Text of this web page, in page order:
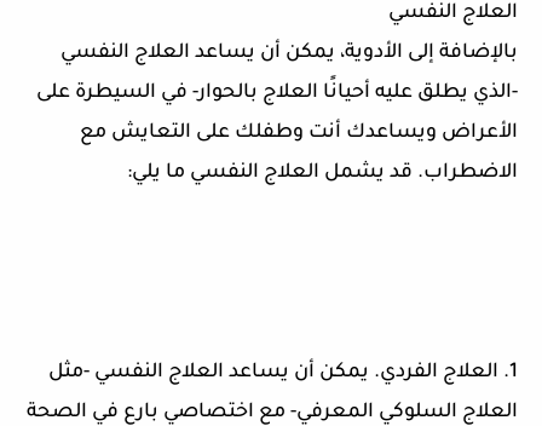
العلاج النفسي
بالإضافة إلى الأدوية، يمكن أن يساعد العلاج النفسي
-الذي يطلق عليه أحيانًا العلاج بالحوار- في السيطرة على
الأعراض ويساعدك أنت وطفلك على التعايش مع
الاضطراب. قد يشمل العلاج النفسي ما يلي:
1. العلاج الفردي. يمكن أن يساعد العلاج النفسي -مثل
العلاج السلوكي المعرفي- مع اختصاصي بارع في الصحة